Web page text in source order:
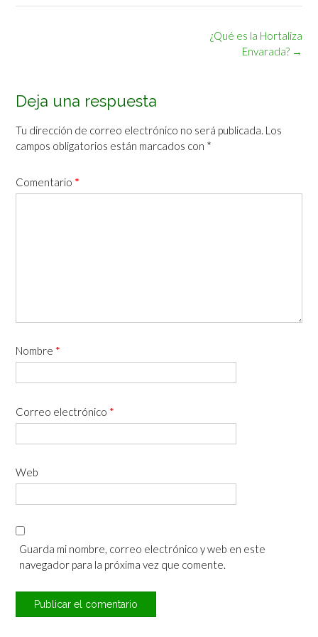
¿Qué es la Hortaliza
Envarada? →
Deja una respuesta
Tu dirección de correo electrónico no será publicada. Los
campos obligatorios están marcados con *
Comentario *
Nombre *
Correo electrónico *
Web
Guarda mi nombre, correo electrónico y web en este
navegador para la próxima vez que comente.